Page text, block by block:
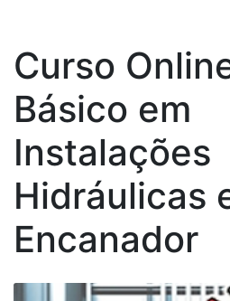
Curso
Básico em
Instalações
Hidráulicas
Encanador